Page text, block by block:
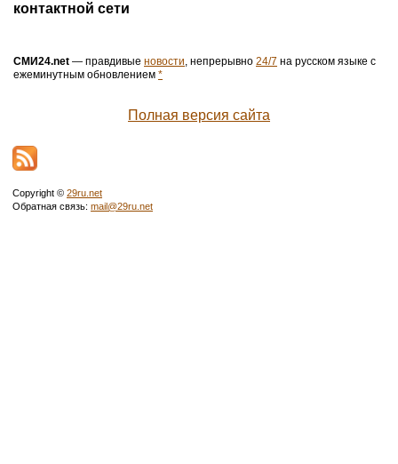
контактной сети
СМИ24.net — правдивые новости, непрерывно 24/7 на русском языке с
ежеминутным обновлением *
Полная версия сайта
Copyright © 29ru.net
Обратная связь: mail@29ru.net